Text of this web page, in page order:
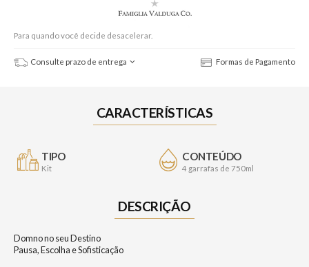
Para quando você decide desacelerar.
Consulte prazo de entrega Formas de Pagamento
CARACTERÍSTICAS
TIPO
Kit
CONTEÚDO
4 garrafas de 750ml
DESCRIÇÃO
Domno no seu Destino
Pausa, Escolha e Sofisticação